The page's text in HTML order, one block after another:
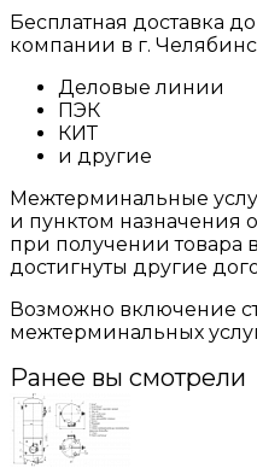
Бесплатная доставка
компании в г.
Деловые линии
ПЭК
КИТ
и другие
Межтерминальные
и пунктом назначения
при получении товара
достигнуты другие
Возможно включение
межтерминальных
Ранее вы смотрели